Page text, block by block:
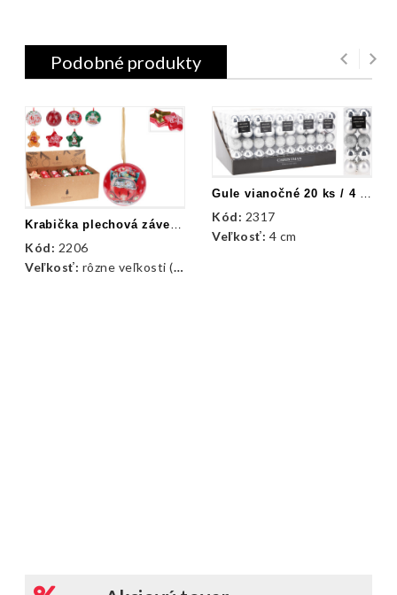
Podobné produkty
Krabička plechová závesná vianočná
Kód: 2206
Veľkosť: rôzne veľkosti (9 - 10 cm)
Gule vianočné 20 ks / 4 cm
Kód: 2317
Veľkosť: 4 cm